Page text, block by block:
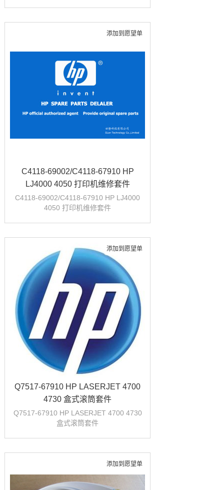
添加到愿望单
C4118-69002/C4118-67910 HP
LJ4000 4050 打印机维修套件
C4118-69002/C4118-67910 HP LJ4000
4050 打印机维修套件
添加到愿望单
Q7517-67910 HP LASERJET 4700
4730 盒式滚筒套件
Q7517-67910 HP LASERJET 4700 4730
盒式滚筒套件
添加到愿望单